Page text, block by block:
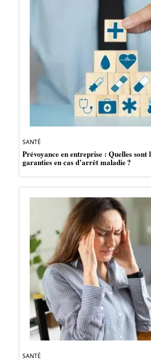
SANTÉ
Prévoyance en entreprise : Quelles sont
garanties en cas d’arrêt maladie ?
SANTÉ